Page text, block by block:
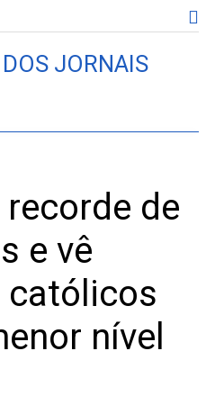
de
e vê
católicos
nível